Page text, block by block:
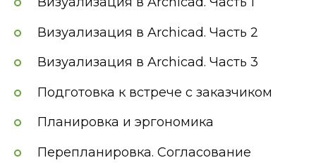
Визуализация в Archicad. Часть 2
Визуализация в Archicad. Часть 3
Подготовка к встрече с заказчиком
Планировка и эргономика
Перепланировка. Согласование